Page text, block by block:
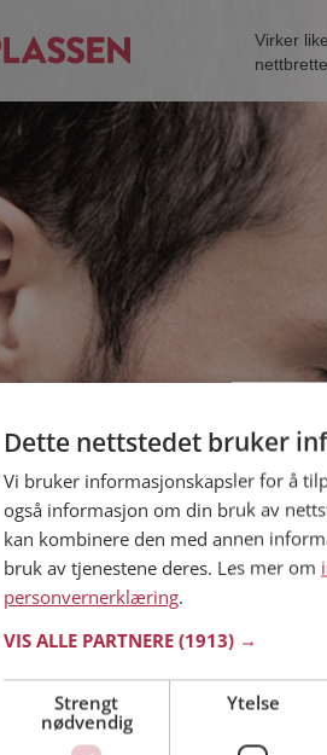
Virker
Dette nettstedet bruker
Vi bruker informasjonskapsler for å
også informasjon om din bruk av
kan kombinere den med annen
bruk av tjenestene deres. Les mer om
personvernerklæring.
VIS ALLE PARTNERE (1913) →
Strengt
nødvendig
Ytelse